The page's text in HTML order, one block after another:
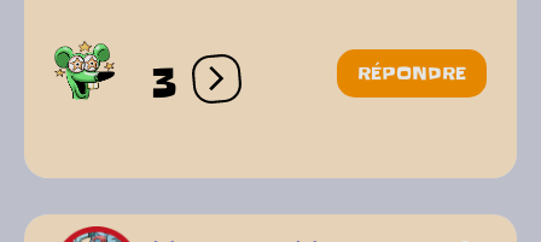
3 Ouvrir les réactions
RÉPONDRE